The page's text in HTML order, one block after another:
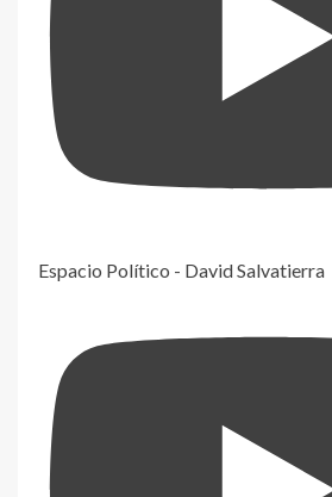
Espacio Político - David Salvatierra